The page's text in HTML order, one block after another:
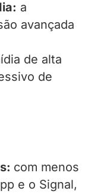
a
avançada
de alta
de
com menos
e o Signal,